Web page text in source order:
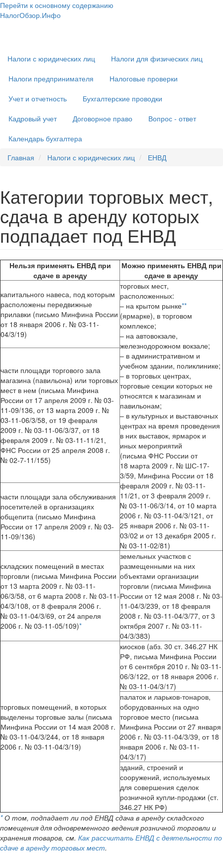
Перейти к основному содержанию
НалогОбзор.Инфо
Налоги с юридических лиц
Налоги для физических лиц
Налоги предпринимателя
Налоговые проверки
Учет и отчетность
Бухгалтерские проводки
Кадровый учет
Договорное право
Вопрос - ответ
Календарь бухгалтера
Главная
Налоги с юридических лиц ЕНВД
Категории торговых мест,
сдача в аренду которых
подпадает под ЕНВД
Нельзя применять ЕНВД при
сдаче в аренду
Можно применять ЕНВД при
сдаче в аренду
капитального навеса, под которым
расположены передвижные
прилавки (письмо Минфина России
от 18 января 2006 г. № 03-11-
04/3/19)
торговых мест,
расположенных:
– на крытом рынке**
(ярмарке), в торговом
комплексе;
– на автовокзале,
железнодорожном вокзале;
– в административном и
учебном здании, поликлинике;
– в торговых центрах,
торговые секции которых не
относятся к магазинам и
павильонам;
– в культурных и выставочных
центрах на время проведения
в них выставок, ярмарок и
иных мероприятий
(письма ФНС России от
18 марта 2009 г. № ШС-17-
3/59, Минфина России от 18
февраля 2009 г. № 03-11-
11/21, от 3 февраля 2009 г.
№ 03-11-06/3/14, от 10 марта
2006 г. № 03-11-04/3/121, от
25 января 2006 г. № 03-11-
03/02 и от 13 декабря 2005 г.
№ 03-11-02/81)
части площади торгового зала
магазина (павильона) или торговых
мест в нем (письма Минфина
России от 17 апреля 2009 г. № 03-
11-09/136, от 13 марта 2009 г. №
03-11-06/3/58, от 19 февраля
2009 г. № 03-11-06/3/37, от 18
февраля 2009 г. № 03-11-11/21,
ФНС России от 25 апреля 2008 г.
№ 02-7-11/155)
части площади зала обслуживания
посетителей в организациях
общепита (письмо Минфина
России от 17 апреля 2009 г. № 03-
11-09/136)
складских помещений в местах
торговли (письма Минфина России
от 13 марта 2009 г. № 03-11-
06/3/58, от 6 марта 2008 г. № 03-11-
04/3/108, от 8 февраля 2006 г.
№ 03-11-04/3/69, от 24 апреля
2006 г. № 03-11-05/109)*
земельных участков с
размещенными на них
объектами организации
торговли (письма Минфина
России от 12 мая 2008 г. № 03-
11-04/3/239, от 18 февраля
2008 г. № 03-11-04/3/77, от 3
октября 2007 г. № 03-11-
04/3/383)
торговых помещений, в которых
выделены торговые залы (письма
Минфина России от 14 мая 2008 г.
№ 03-11-04/3/244, от 18 января
2006 г. № 03-11-04/3/19)
киосков (абз. 30 ст. 346.27 НК
РФ, письма Минфина России
от 6 сентября 2010 г. № 03-11-
06/3/122, от 18 января 2006 г.
№ 03-11-04/3/17)
палаток и ларьков-тонаров,
оборудованных на одно
торговое место (письма
Минфина России от 27 января
2006 г. № 03-11-04/3/39, от 18
января 2006 г. № 03-11-
04/3/17)
зданий, строений и
сооружений, используемых
для совершения сделок
розничной купли-продажи (ст.
346.27 НК РФ)
*О том, подпадает ли под ЕНВД сдача в аренду складского
помещения для одновременного ведения розничной торговли и
хранения товаров, см. Как рассчитать ЕНВД с деятельности по
сдаче в аренду торговых мест.